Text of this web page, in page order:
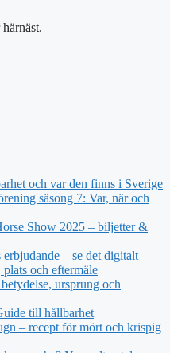
och var den finns i Sverige
säsong 7: Var, när och
Show 2025 – biljetter &
– se det digitalt
och eftermäle
ursprung och
till hållbarhet
– recept för mört och krispig